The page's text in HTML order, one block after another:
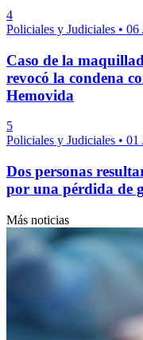
4
Policiales y Judiciales • 06
Caso de la
revocó la condena
Hemovida
5
Policiales y Judiciales • 01
Dos personas
por una pérdida de
Más noticias